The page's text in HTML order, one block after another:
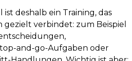
deshalb ein Training, das
verbindet: zum Beispiel
and-go-Aufgaben oder